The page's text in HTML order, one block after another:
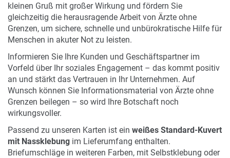
kleinen Gruß mit großer Wirkung und fördern Sie
gleichzeitig die herausragende Arbeit von Ärzte ohne
Grenzen, um sichere, schnelle und unbürokratische Hilfe für
Menschen in akuter Not zu leisten.
Informieren Sie Ihre Kunden und Geschäftspartner im
Vorfeld über Ihr soziales Engagement – das kommt positiv
an und stärkt das Vertrauen in Ihr Unternehmen. Auf
Wunsch können Sie Informationsmaterial von Ärzte ohne
Grenzen beilegen – so wird Ihre Botschaft noch
wirkungsvoller.
Passend zu unseren Karten ist ein weißes Standard-Kuvert
mit Nassklebung im Lieferumfang enthalten.
Briefumschläge in weiteren Farben, mit Selbstklebung oder